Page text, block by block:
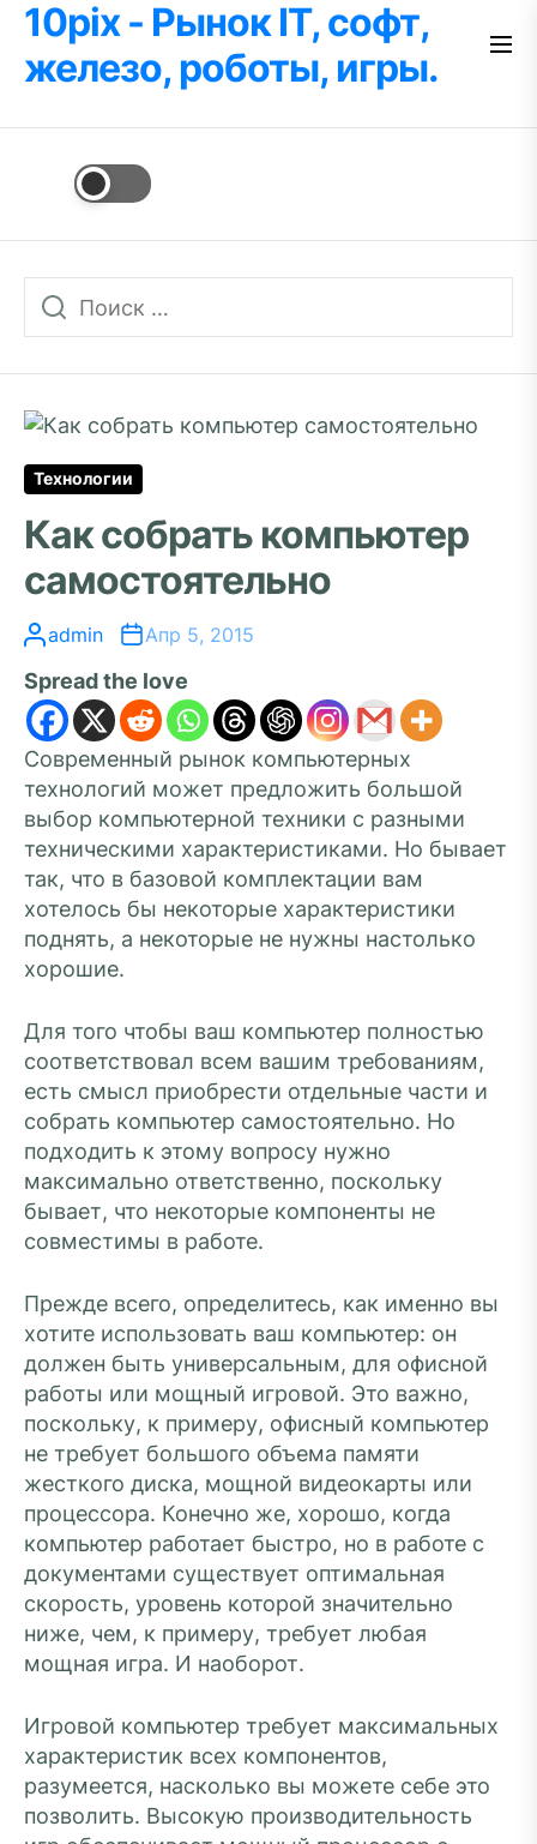
Перейти
содержимому
10pix - Рынок IT, софт,
железо, роботы, игры.
Технологии
Как собрать компьютер
самостоятельно
admin Апр 5, 2015
Spread the love
Современный рынок компьютерных
технологий может предложить большой
выбор компьютерной техники с разными
техническими характеристиками. Но бывает
так, что в базовой комплектации вам
хотелось бы некоторые характеристики
поднять, а некоторые не нужны настолько
хорошие.
Для того чтобы ваш компьютер полностью
соответствовал всем вашим требованиям,
есть смысл приобрести отдельные части и
собрать компьютер самостоятельно. Но
подходить к этому вопросу нужно
максимально ответственно, поскольку
бывает, что некоторые компоненты не
совместимы в работе.
Прежде всего, определитесь, как именно вы
хотите использовать ваш компьютер: он
должен быть универсальным, для офисной
работы или мощный игровой. Это важно,
поскольку, к примеру, офисный компьютер
не требует большого объема памяти
жесткого диска, мощной видеокарты или
процессора. Конечно же, хорошо, когда
компьютер работает быстро, но в работе с
документами существует оптимальная
скорость, уровень которой значительно
ниже, чем, к примеру, требует любая
мощная игра. И наоборот.
Игровой компьютер требует максимальных
характеристик всех компонентов,
разумеется, насколько вы можете себе это
позволить. Высокую производительность